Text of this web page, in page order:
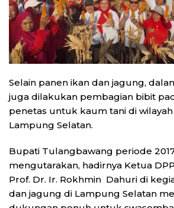
Selain panen ikan dan jagung,
juga dilakukan pembagian bibit
penetas untuk kaum tani di
Lampung Selatan.
Bupati Tulangbawang periode
mengutarakan, hadirnya Ketua
Prof. Dr. Ir. Rokhmin Dahuri di
dan jagung di Lampung Selatan